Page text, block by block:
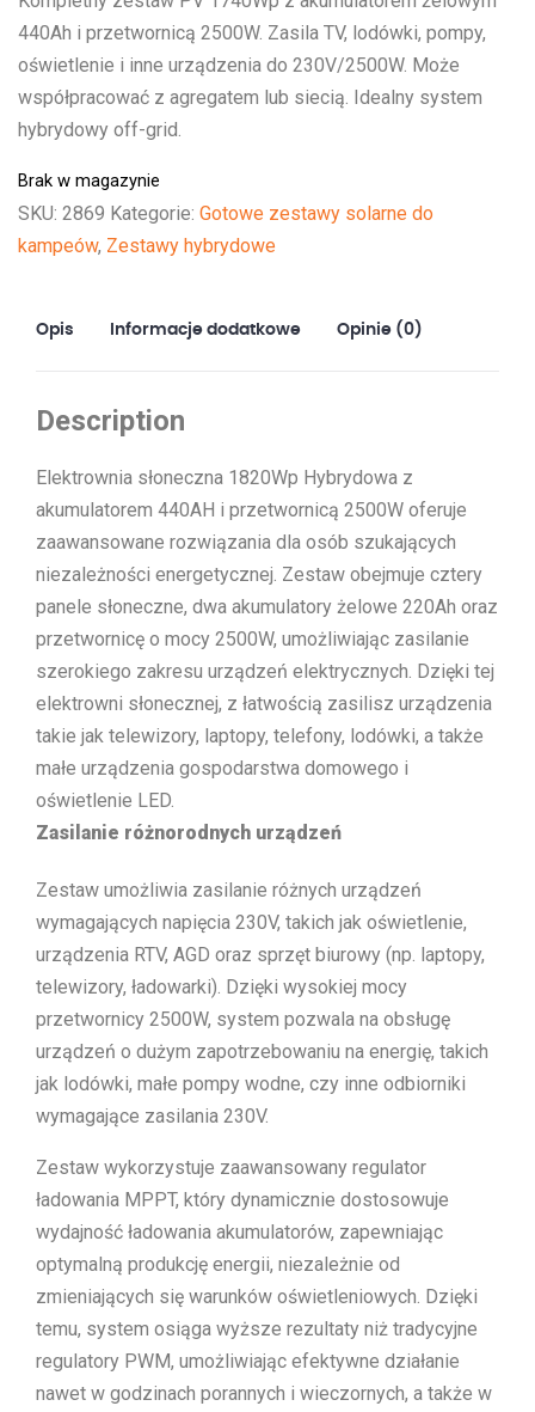
440Ah i przetwornicą 2500W. Zasila TV, lodówki, pompy,
oświetlenie i inne urządzenia do 230V/2500W. Może
współpracować z agregatem lub siecią. Idealny system
hybrydowy off-grid.
Brak w magazynie
SKU: 2869 Kategorie: Gotowe zestawy solarne do
kampeów, Zestawy hybrydowe
Opis Informacje dodatkowe Opinie (0)
Description
Elektrownia słoneczna 1820Wp Hybrydowa z
akumulatorem 440AH i przetwornicą 2500W oferuje
zaawansowane rozwiązania dla osób szukających
niezależności energetycznej. Zestaw obejmuje cztery
panele słoneczne, dwa akumulatory żelowe 220Ah oraz
przetwornicę o mocy 2500W, umożliwiając zasilanie
szerokiego zakresu urządzeń elektrycznych. Dzięki tej
elektrowni słonecznej, z łatwością zasilisz urządzenia
takie jak telewizory, laptopy, telefony, lodówki, a także
małe urządzenia gospodarstwa domowego i
oświetlenie LED.
Zasilanie różnorodnych urządzeń
Zestaw umożliwia zasilanie różnych urządzeń
wymagających napięcia 230V, takich jak oświetlenie,
urządzenia RTV, AGD oraz sprzęt biurowy (np. laptopy,
telewizory, ładowarki). Dzięki wysokiej mocy
przetwornicy 2500W, system pozwala na obsługę
urządzeń o dużym zapotrzebowaniu na energię, takich
jak lodówki, małe pompy wodne, czy inne odbiorniki
wymagające zasilania 230V.
Zestaw wykorzystuje zaawansowany regulator
ładowania MPPT, który dynamicznie dostosowuje
wydajność ładowania akumulatorów, zapewniając
optymalną produkcję energii, niezależnie od
zmieniających się warunków oświetleniowych. Dzięki
temu, system osiąga wyższe rezultaty niż tradycyjne
regulatory PWM, umożliwiając efektywne działanie
nawet w godzinach porannych i wieczornych, a także w